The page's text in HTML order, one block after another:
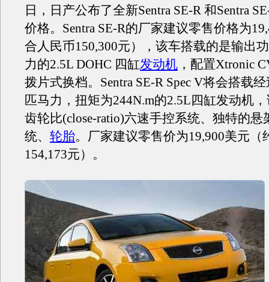
日，日产公布了全新Sentra SE-R 和Sentra
价格。Sentra SE-R的厂家建议零售价格为
合人民币150,300元），该车搭载的是输出
力的2.5L DOHC 四缸发动机 ，配置Xtronic
拨片式换档。Sentra SE-R Spec V将会搭载
匹马力，扭矩为244N.m的2.5L四缸发动机
齿轮比(close-ratio)六速手控系统、独特的悬
统、 轮胎。厂家建议零售价为19,900美元（
154,173元）。